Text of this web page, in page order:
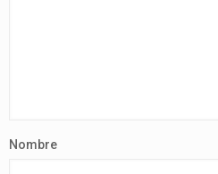
Nombre